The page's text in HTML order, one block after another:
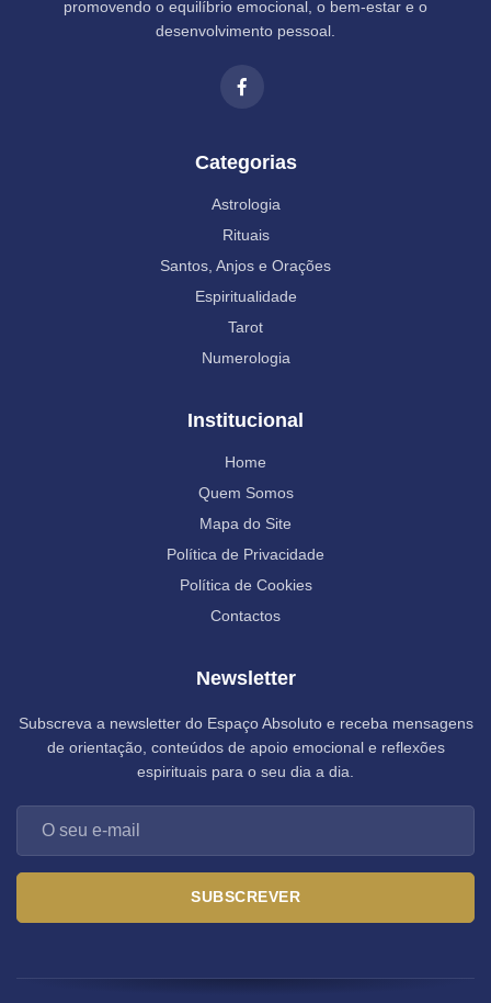
promovendo o equilíbrio emocional, o bem-estar e o
desenvolvimento pessoal.
Categorias
Astrologia
Rituais
Santos, Anjos e Orações
Espiritualidade
Tarot
Numerologia
Institucional
Home
Quem Somos
Mapa do Site
Política de Privacidade
Política de Cookies
Contactos
Newsletter
Subscreva a newsletter do Espaço Absoluto e receba mensagens
de orientação, conteúdos de apoio emocional e reflexões
espirituais para o seu dia a dia.
SUBSCREVER